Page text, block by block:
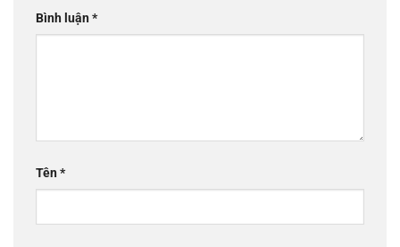
Bình luận*
Tên*